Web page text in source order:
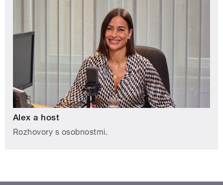
Alex a host
Rozhovory s osobnostmi.